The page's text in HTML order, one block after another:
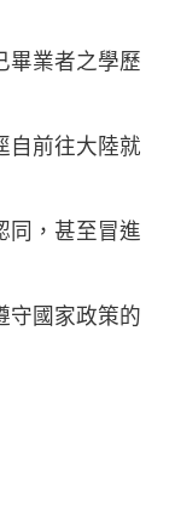
畢業者之學歷
自前往大陸就
同，甚至冒進
守國家政策的